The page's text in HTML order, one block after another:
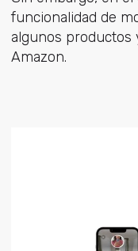
funcionalidad de
algunos productos
Amazon.